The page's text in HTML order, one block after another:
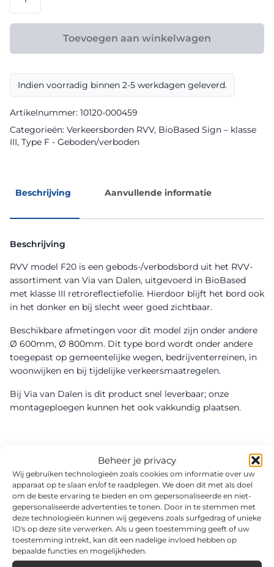
Beheer je privacy
Wij gebruiken technologieën zoals cookies om informatie over uw
apparaat op te slaan en/of te raadplegen. We doen dit met als doel
om de beste ervaring te bieden en om gepersonaliseerde en niet-
gepersonaliseerde advertenties te tonen. Door in te stemmen met
deze technologieën kunnen wij gegevens zoals surfgedrag of unieke
ID's op deze site verwerken. Als u geen toestemming geeft of uw
toestemming intrekt, kan dit een nadelige invloed hebben op
bepaalde functies en mogelijkheden.
model
F20
III
Sign
aantal
Toevoegen aan winkelwagen
Indien voorradig binnen 2-5 werkdagen geleverd.
Artikelnummer: 10120-000459
Categorieën: Verkeersborden RVV, BioBased Sign – klasse
III, Type F - Geboden/verboden
Beschrijving Aanvullende informatie
Beschrijving
RVV model F20 is een gebods-/verbodsbord uit het RVV-
assortiment van Via van Dalen, uitgevoerd in BioBased
met klasse III retroreflectiefolie. Hierdoor blijft het bord ook
in het donker en bij slecht weer goed zichtbaar.
Beschikbare afmetingen voor dit model zijn onder andere
Ø 600mm, Ø 800mm. Dit type bord wordt onder andere
toegepast op gemeentelijke wegen, bedrijventerreinen, in
woonwijken en bij tijdelijke verkeersmaatregelen.
Bij Via van Dalen is dit product snel leverbaar; onze
montageploegen kunnen het ook vakkundig plaatsen.